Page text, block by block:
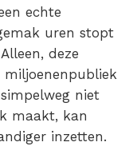
echte
uren stopt
deze
niet
maakt, kan
inzetten.